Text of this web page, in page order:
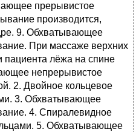
прерывистое
производится,
9. Обхватывающее
При массаже верхних
пациента лёжа на спине
непрерывистое
2. Двойное кольцевое
3. Обхватывающее
4. Спиралевидное
5. Обхватывающее